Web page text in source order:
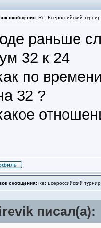
сообщения: Re: Всероссийский
раньше
32 к 24
по
32 ?
сообщения: Re: Всероссийский
писал(а):